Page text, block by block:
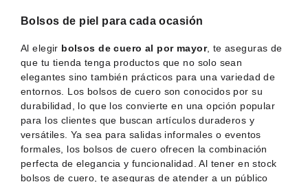
Bolsos de piel para cada ocasión
Al elegir bolsos de cuero al por mayor, te aseguras de
que tu tienda tenga productos que no solo sean
elegantes sino también prácticos para una variedad de
entornos. Los bolsos de cuero son conocidos por su
durabilidad, lo que los convierte en una opción popular
para los clientes que buscan artículos duraderos y
versátiles. Ya sea para salidas informales o eventos
formales, los bolsos de cuero ofrecen la combinación
perfecta de elegancia y funcionalidad. Al tener en stock
bolsos de cuero, te aseguras de atender a un público